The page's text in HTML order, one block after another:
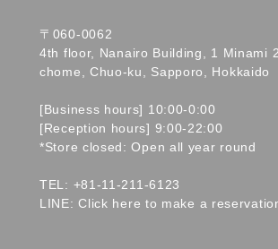
〒060-0062
4th floor, Nanairo Building, 1 Minami
chome, Chuo-ku, Sapporo, Hokkaido
[Business hours] 10:00-0:00
[Reception hours] 9:00-22:00
*Store closed: Open all year round
TEL: +81-11-211-6123
LINE:Click here to make a